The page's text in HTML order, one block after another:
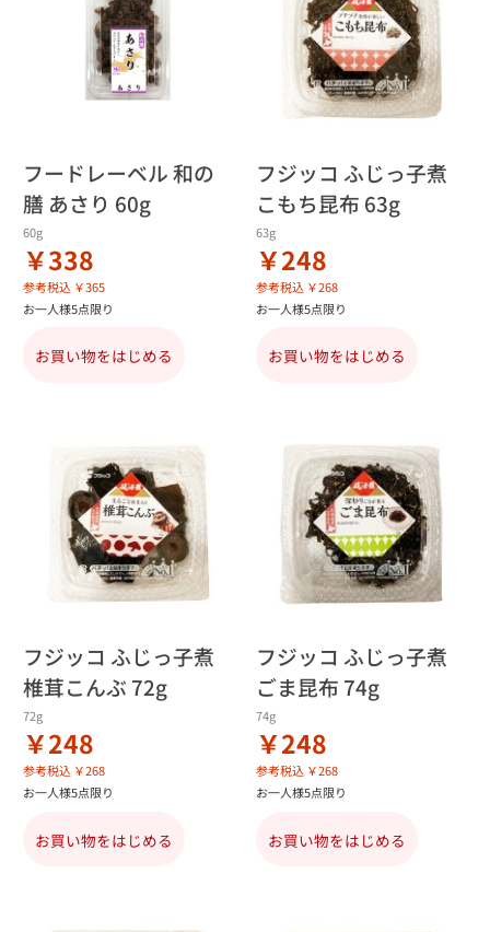
フードレーベル 和の
膳 あさり 60g
60g
￥338
参考税込 ￥365
お一人様5点限り
お買い物をはじめる
フジッコ ふじっ子煮
こもち昆布 63g
63g
￥248
参考税込 ￥268
お一人様5点限り
お買い物をはじめる
フジッコ ふじっ子煮
椎茸こんぶ 72g
72g
￥248
参考税込 ￥268
お一人様5点限り
お買い物をはじめる
フジッコ ふじっ子煮
ごま昆布 74g
74g
￥248
参考税込 ￥268
お一人様5点限り
お買い物をはじめる